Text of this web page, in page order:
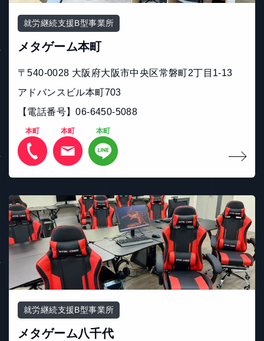
就労継続支援B型事業所
メタゲーム本町
〒540-0028 大阪府大阪市中央区常磐町2丁目1-13
アドバンスビル本町703
【電話番号】06-6450-5088
本町 本町 本町
就労継続支援B型事業所
メタゲーム八千代